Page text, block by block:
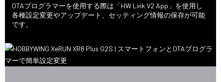
OTAプログラマーを使用する際は「HW Link V2 App」を使用し
各種設定変更やアップデート、セッティング情報の保存が可能
です。